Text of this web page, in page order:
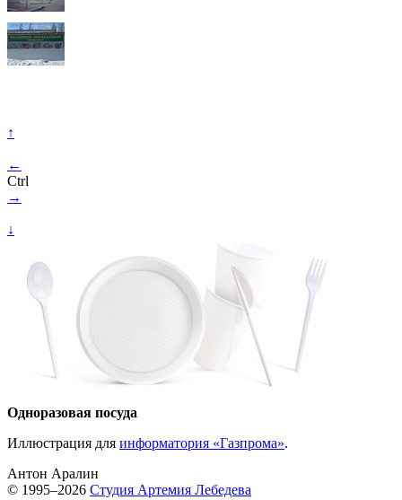
↑
←
Ctrl
→
↓
Одноразовая посуда
Иллюстрация для информатория «Газпрома».
Антон Аралин
© 1995–2026 Студия Артемия Лебедева